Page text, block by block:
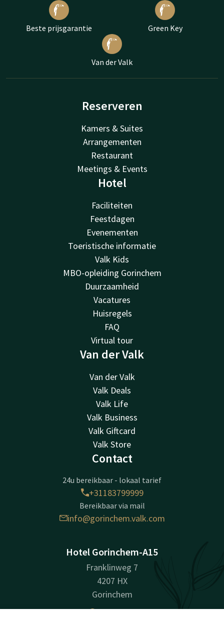
Beste prijsgarantie Green Key
Van der Valk
Reserveren
Kamers & Suites
Arrangementen
Restaurant
Meetings & Events
Hotel
Faciliteiten
Feestdagen
Evenementen
Toeristische informatie
Valk Kids
MBO-opleiding Gorinchem
Duurzaamheid
Vacatures
Huisregels
FAQ
Virtual tour
Van der Valk
Van der Valk
Valk Deals
Valk Life
Valk Business
Valk Giftcard
Valk Store
Contact
24u bereikbaar - lokaal tarief
+31183799999
Bereikbaar via mail
info@gorinchem.valk.com
Hotel Gorinchem-A15
Franklinweg 7
4207 HX
Gorinchem